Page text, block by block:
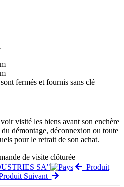
fermés et fournis sans clé
visité les biens avant son enchère
démontage, déconnexion ou toute
pour le retrait de son achat.
de visite clôturée
SA"
Produit
Suivant